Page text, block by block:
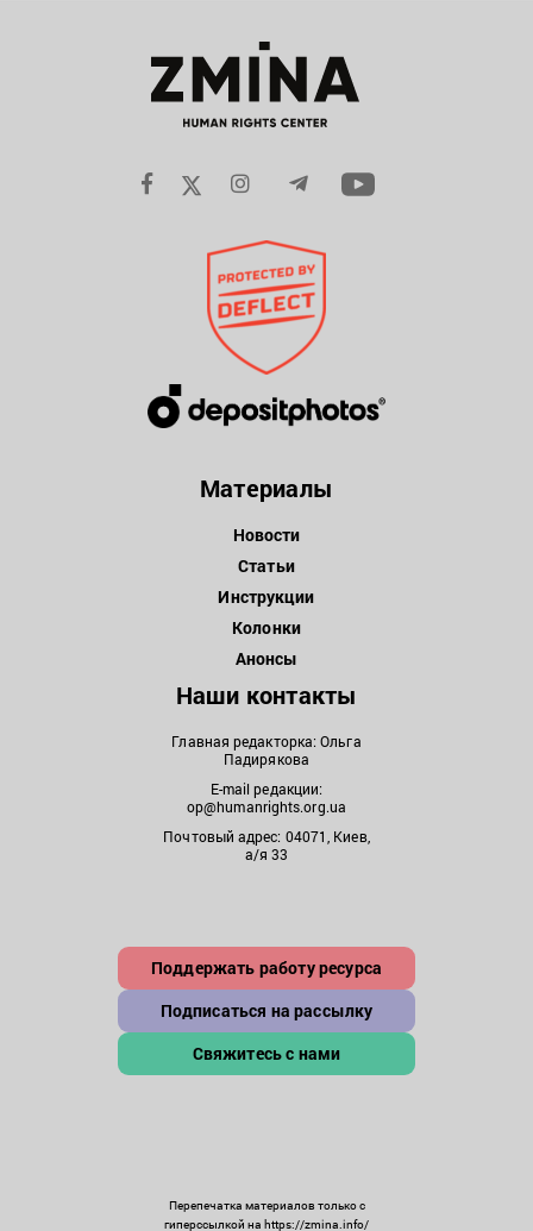
Материалы
Новости
Статьи
Инструкции
Колонки
Анонсы
Наши контакты
Главная редакторка: Ольга
Падирякова
E-mail редакции:
op@humanrights.org.ua
Почтовый адрес: 04071, Киев,
а/я 33
Поддержать работу ресурса
Подписаться на рассылку
Свяжитесь с нами
Перепечатка материалов только с
гиперссылкой на https://zmina.info/